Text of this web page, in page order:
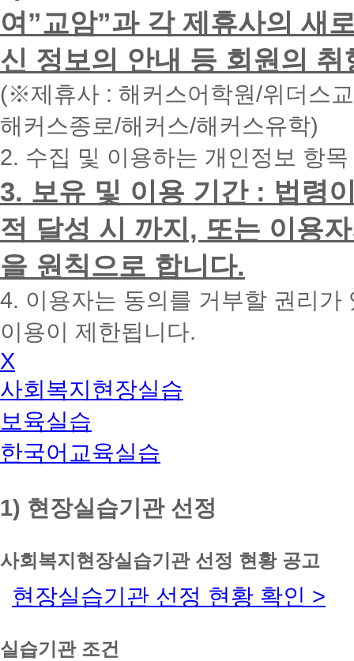
하
시
면
빠
른
간
내
에
화
드
리
겠
습
니
다.
여”교암”과 각 제휴사의 새
신 정보의 안내 등 회원의
(※제휴사 : 해커스어학원/위더스
해커스종로/해커스/해커스유학)
2. 수집 및 이용하는 개인정보 항
3. 보유 및 이용 기간 : 법령
적 달성 시 까지, 또는 이용
을 원칙으로 합니다.
4. 이용자는 동의를 거부할 권리
이용이 제한됩니다.
X
사회복지현장실습
보육실습
한국어교육실습
1) 현장실습기관 선정
사회복지현장실습기관 선정 현황 공고
현장실습기관 선정 현황 확인 >
실습기관 조건